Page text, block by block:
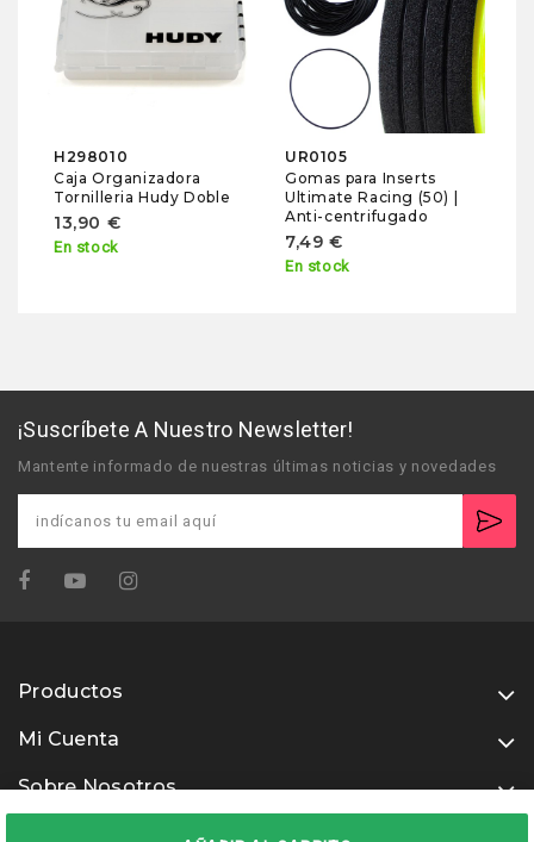
H298010
Caja Organizadora
Tornilleria Hudy Doble
13,90 €
En stock
UR0105
Gomas para Inserts
Ultimate Racing (50) |
Anti-centrifugado
7,49 €
En stock
¡Suscríbete A Nuestro Newsletter!
Mantente informado de nuestras últimas noticias y novedades
Productos
Mi Cuenta
Sobre Nosotros
Usamos métodos de pago seguros